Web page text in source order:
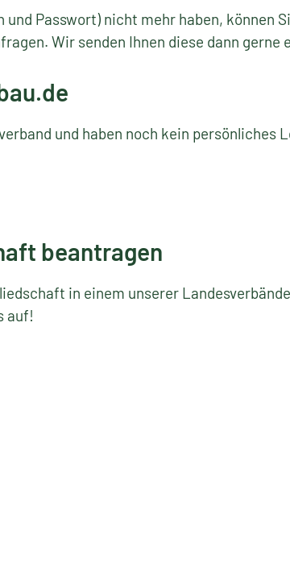
und Passwort) nicht mehr haben, können
Wir senden Ihnen diese dann gerne
und haben noch kein persönliches
beantragen
in einem unserer
auf!